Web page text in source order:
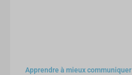
Apprendre à mieux communiquer